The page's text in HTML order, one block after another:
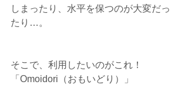
しまったり、水平を保つのが大変だっ
たり…。
そこで、利用したいのがこれ！
「Omoidori（おもいどり）」